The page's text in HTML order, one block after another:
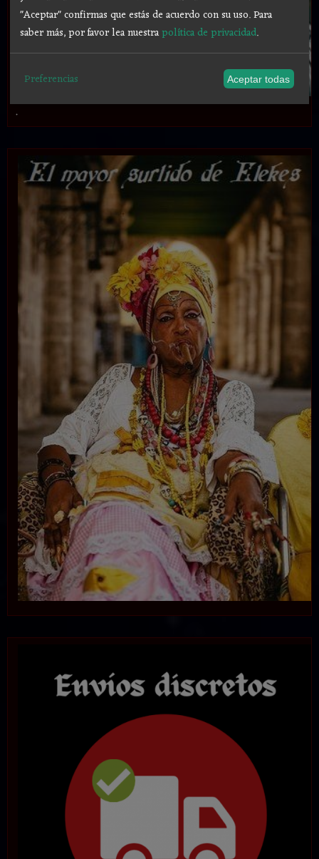
.
"Aceptar" confirmas que estás de acuerdo con su uso.Para
saber más, por favor lea nuestrapolítica de privacidad.
Preferencias Aceptar todas